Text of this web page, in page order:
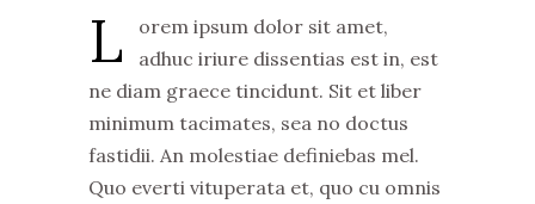
L
orem ipsum dolor sit amet,
adhuc iriure dissentias est in, est
ne diam graece tincidunt. Sit et liber
minimum tacimates, sea no doctus
fastidii. An molestiae definiebas mel.
Quo everti vituperata et, quo cu omnis